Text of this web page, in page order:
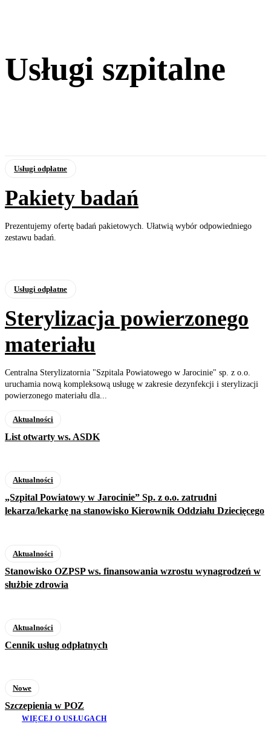
Usługi szpitalne
Usługi odpłatne
Pakiety badań
Prezentujemy ofertę badań pakietowych. Ułatwią wybór odpowiedniego
zestawu badań.
Usługi odpłatne
Sterylizacja powierzonego
materiału
Centralna Sterylizatornia "Szpitala Powiatowego w Jarocinie" sp. z o.o.
uruchamia nową kompleksową usługę w zakresie dezynfekcji i sterylizacji
powierzonego materiału dla...
Aktualności
List otwarty ws. ASDK
Aktualności
„Szpital Powiatowy w Jarocinie” Sp. z o.o. zatrudni
lekarza/lekarkę na stanowisko Kierownik Oddziału Dziecięcego
Aktualności
Stanowisko OZPSP ws. finansowania wzrostu wynagrodzeń w
służbie zdrowia
Aktualności
Cennik usług odpłatnych
Nowe
Szczepienia w POZ
WIĘCEJ O USŁUGACH